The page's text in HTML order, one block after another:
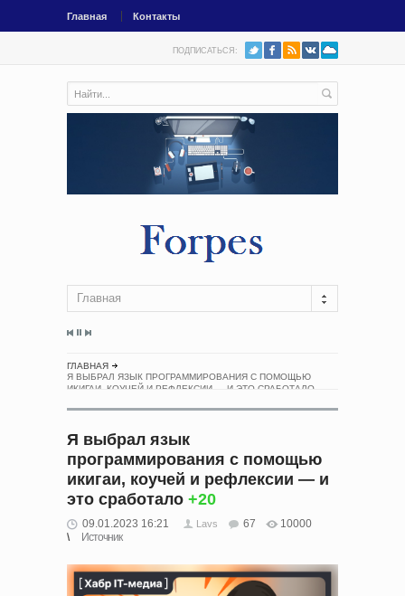
Главная Контакты
ПОДПИСАТЬСЯ:
Главная
ГЛАВНАЯ
Я ВЫБРАЛ ЯЗЫК ПРОГРАММИРОВАНИЯ С ПОМОЩЬЮ
ИКИГАИ, КОУЧЕЙ И РЕФЛЕКСИИ — И ЭТО СРАБОТАЛО
Я выбрал язык
программирования с помощью
икигаи, коучей и рефлексии — и
это сработало +20
09.01.2023 16:21 Lavs 67
10000
Источник